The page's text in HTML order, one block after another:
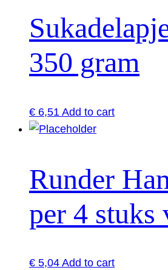
350 gram
€ 6,51 Add to cart
Runder
per 4 stuks
€ 5,04 Add to cart